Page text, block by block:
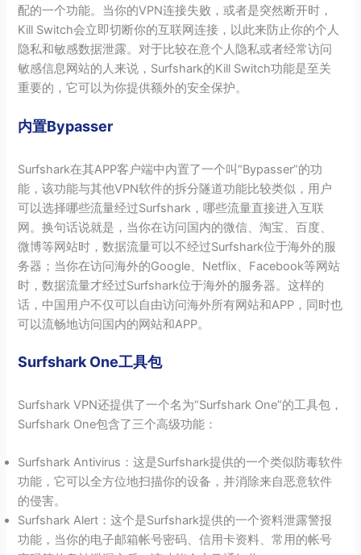
配的一个功能。当你的VPN连接失败，或者是突然断开时，
Kill Switch会立即切断你的互联网连接，以此来防止你的个人
隐私和敏感数据泄露。对于比较在意个人隐私或者经常访问
敏感信息网站的人来说，Surfshark的Kill Switch功能是至关
重要的，它可以为你提供额外的安全保护。
内置Bypasser
Surfshark在其APP客户端中内置了一个叫“Bypasser”的功
能，该功能与其他VPN软件的拆分隧道功能比较类似，用户
可以选择哪些流量经过Surfshark，哪些流量直接进入互联
网。换句话说就是，当你在访问国内的微信、淘宝、百度、
微博等网站时，数据流量可以不经过Surfshark位于海外的服
务器；当你在访问海外的Google、Netflix、Facebook等网站
时，数据流量才经过Surfshark位于海外的服务器。这样的
话，中国用户不仅可以自由访问海外所有网站和APP，同时也
可以流畅地访问国内的网站和APP。
Surfshark One工具包
Surfshark VPN还提供了一个名为“Surfshark One”的工具包，
Surfshark One包含了三个高级功能：
Surfshark Antivirus：这是Surfshark提供的一个类似防毒软件
功能，它可以全方位地扫描你的设备，并消除来自恶意软件
的侵害。
Surfshark Alert：这个是Surfshark提供的一个资料泄露警报
功能，当你的电子邮箱帐号密码、信用卡资料、常用的帐号